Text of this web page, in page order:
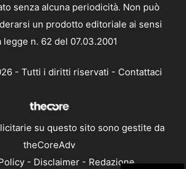
senza alcuna periodicità. Non può
un prodotto editoriale ai sensi
legge n. 62 del 07.03.2001
- Tutti i diritti riservati - Contattaci
su questo sito sono gestite da
theCoreAdv
- Disclaimer- Redazione